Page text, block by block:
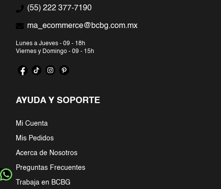
(55) 222 377-7190
ma_ecommerce@bcbg.com.mx
Lunes a Jueves - 09 - 18h
Viernes y Domingo - 09 - 15h
AYUDA Y SOPORTE
Mi Cuenta
Mis Pedidos
Acerca de Nosotros
Preguntas Frecuentes
Trabaja en BCBG